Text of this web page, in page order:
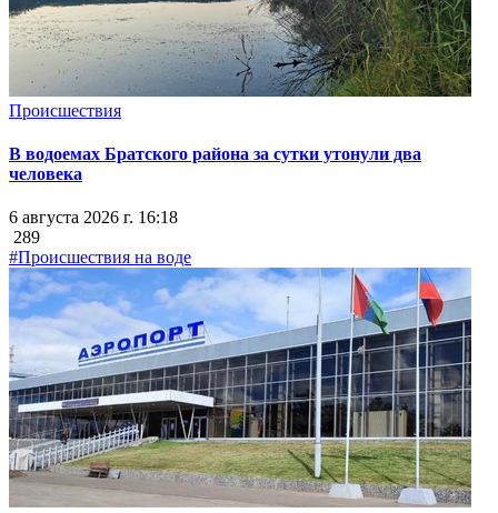
Происшествия
В водоемах Братского района за сутки утонули два
человека
6 августа 2026 г. 16:18
289
#Происшествия на воде